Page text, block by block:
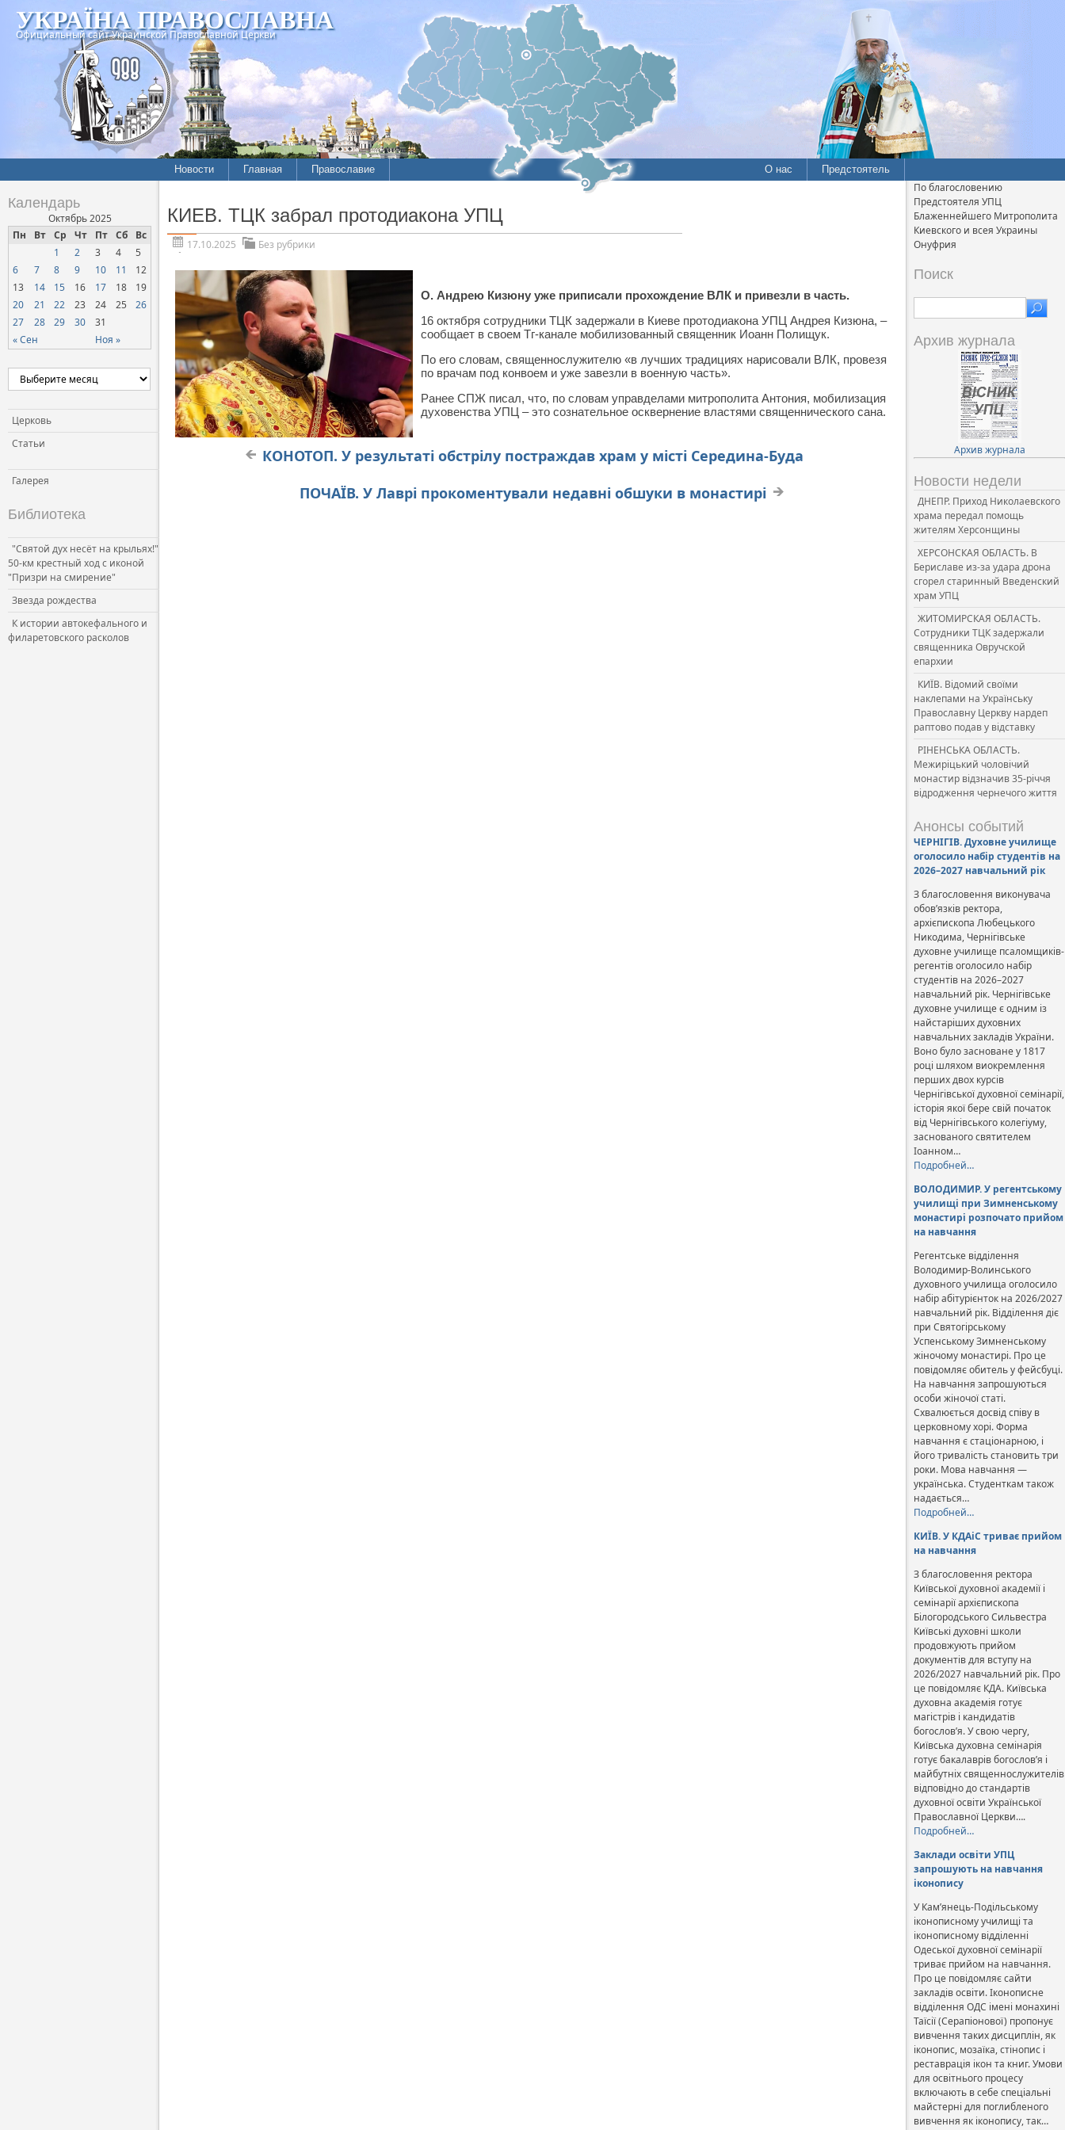
УКРАЇНА ПРАВОСЛАВНА
Официальный сайт Украинской Православной Церкви
Новости Главная Православие О нас Предстоятель
Календарь
Октябрь 2025
Пн
Вт Ср Чт Пт Сб Вс
« Сен Ноя »
1 2 3 4
5
6
7 8 9 10 11
12
13
14 15 16 17 18
19
20
21 22 23 24 25
26
27
28 29 30 31
Церковь
Статьи
Галерея
Библиотека
"Святой дух несёт на крыльях!"
50-км крестный ход с иконой
"Призри на смирение"
Звезда рождества
К истории автокефального и
филаретовского расколов
КИЕВ. ТЦК забрал протодиакона УПЦ
17.10.2025 Без рубрики
О. Андрею Кизюну уже приписали прохождение ВЛК и привезли в часть.
16 октября сотрудники ТЦК задержали в Киеве протодиакона УПЦ Андрея Кизюна, –
сообщает в своем Тг-канале мобилизованный священник Иоанн Полищук.
По его словам, священнослужителю «в лучших традициях нарисовали ВЛК, провезя
по врачам под конвоем и уже завезли в военную часть».
Ранее СПЖ писал, что, по словам управделами митрополита Антония, мобилизация
духовенства УПЦ – это сознательное осквернение властями священнического сана.
КОНОТОП. У результаті обстрілу постраждав храм у місті Середина-Буда
ПОЧАЇВ. У Лаврі прокоментували недавні обшуки в монастирі
По благословению
Предстоятеля УПЦ
Блаженнейшего Митрополита
Киевского и всея Украины
Онуфрия
Поиск
Архив журнала
Архив журнала
Новости недели
ДНЕПР. Приход Николаевского
храма передал помощь
жителям Херсонщины
ХЕРСОНСКАЯ ОБЛАСТЬ. В
Бериславе из-за удара дрона
сгорел старинный Введенский
храм УПЦ
ЖИТОМИРСКАЯ ОБЛАСТЬ.
Сотрудники ТЦК задержали
священника Овручской
епархии
КИЇВ. Відомий своїми
наклепами на Українську
Православну Церкву нардеп
раптово подав у відставку
РІНЕНСЬКА ОБЛАСТЬ.
Межиріцький чоловічий
монастир відзначив 35-річчя
відродження чернечого життя
Анонсы событий
ЧЕРНІГІВ. Духовне училище
оголосило набір студентів на
2026–2027 навчальний рік
З благословення виконувача
обов’язків ректора,
архієпископа Любецького
Никодима, Чернігівське
духовне училище псаломщиків-
регентів оголосило набір
студентів на 2026–2027
навчальний рік. Чернігівське
духовне училище є одним із
найстаріших духовних
навчальних закладів України.
Воно було засноване у 1817
році шляхом виокремлення
перших двох курсів
Чернігівської духовної семінарії,
історія якої бере свій початок
від Чернігівського колегіуму,
заснованого святителем
Іоанном…
Подробней…
ВОЛОДИМИР. У регентському
училищі при Зимненському
монастирі розпочато прийом
на навчання
Регентське відділення
Володимир-Волинського
духовного училища оголосило
набір абітурієнток на 2026/2027
навчальний рік. Відділення діє
при Святогірському
Успенському Зимненському
жіночому монастирі. Про це
повідомляє обитель у фейсбуці.
На навчання запрошуються
особи жіночої статі.
Схвалюється досвід співу в
церковному хорі. Форма
навчання є стаціонарною, і
його тривалість становить три
роки. Мова навчання —
українська. Студенткам також
надається…
Подробней…
КИЇВ. У КДАіС триває прийом
на навчання
З благословення ректора
Київської духовної академії і
семінарії архієпископа
Білогородського Сильвестра
Київські духовні школи
продовжують прийом
документів для вступу на
2026/2027 навчальний рік. Про
це повідомляє КДА. Київська
духовна академія готує
магістрів і кандидатів
богослов’я. У свою чергу,
Київська духовна семінарія
готує бакалаврів богослов’я і
майбутніх священнослужителів
відповідно до стандартів
духовної освіти Української
Православної Церкви….
Подробней…
Заклади освіти УПЦ
запрошують на навчання
іконопису
У Кам’янець-Подільському
іконописному училищі та
іконописному відділенні
Одеської духовної семінарії
триває прийом на навчання.
Про це повідомляє сайти
закладів освіти. Іконописне
відділення ОДС імені монахині
Таїсії (Серапіонової) пропонує
вивчення таких дисциплін, як
іконопис, мозаїка, стінопис і
реставрація ікон та книг. Умови
для освітнього процесу
включають в себе спеціальні
майстерні для поглибленого
вивчення як іконопису, так…